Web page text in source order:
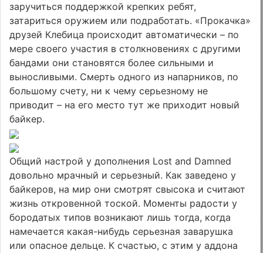
заручиться поддержкой крепких ребят,
затариться оружием или подработать. «Прокачка»
друзей Клебица происходит автоматически – по
мере своего участия в столкновениях с другими
бандами они становятся более сильными и
выносливыми. Смерть одного из напарников, по
большому счету, ни к чему серьезному не
приводит – на его место тут же приходит новый
байкер.
Общий настрой у дополнения Lost and Damned
довольно мрачный и серьезный. Как заведено у
байкеров, на мир они смотрят свысока и считают
жизнь откровенной тоской. Моменты радости у
бородатых типов возникают лишь тогда, когда
намечается какая-нибудь серьезная заварушка
или опасное дельце. К счастью, с этим у аддона